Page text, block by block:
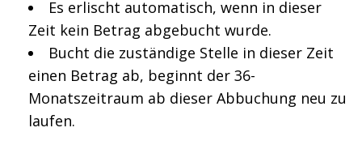
Es erlischt automatisch, wenn in dieser
Zeit kein Betrag abgebucht wurde.
Bucht die zuständige Stelle in dieser Zeit
einen Betrag ab, beginnt der 36-
Monatszeitraum ab dieser Abbuchung neu zu
laufen.